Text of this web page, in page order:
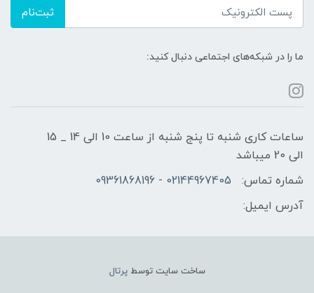
ثبت‌نام
ما را در شبکه‌های اجتماعی دنبال کنید:
ساعات کاری شنبه تا پنج شنبه از ساعت 10 الی 14 _ 15
الی 20 میباشد
شماره تماس:
02144967405 - 09361868196
آدرس ایمیل:
ساخت سایت توسطپرتال